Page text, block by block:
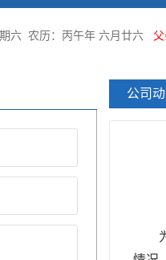
六 农历：丙午年 六月廿六
公司